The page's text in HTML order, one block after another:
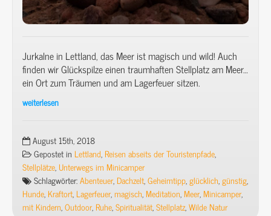
Jurkalne in Lettland, das Meer ist magisch und wild! Auch
finden wir Glückspilze einen traumhaften Stellplatz am Meer…
ein Ort zum Träumen und am Lagerfeuer sitzen.
weiterlesen
&
Dachzelt
(12)
–
Baltikumtour
(9/17)
August 15th, 2018
Gepostet in Lettland, Reisen abseits der Touristenpfade,
Stellplätze, Unterwegs im Minicamper
Schlagwörter:Abenteuer, Dachzelt,Geheimtipp,glücklich,günstig,
Hunde, Kraftort, Lagerfeuer,magisch,Meditation,Meer,Minicamper,
mit Kindern,Outdoor, Ruhe,Spiritualität,Stellplatz,Wilde Natur